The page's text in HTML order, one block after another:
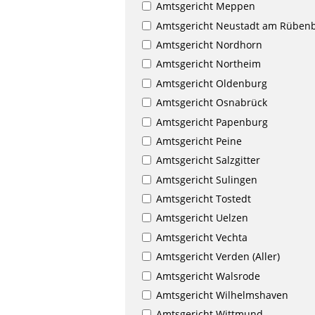
Amtsgericht Meppen
Amtsgericht Neustadt am
Amtsgericht Nordhorn
Amtsgericht Northeim
Amtsgericht Oldenburg
Amtsgericht Osnabrück
Amtsgericht Papenburg
Amtsgericht Peine
Amtsgericht Salzgitter
Amtsgericht Sulingen
Amtsgericht Tostedt
Amtsgericht Uelzen
Amtsgericht Vechta
Amtsgericht Verden (Aller)
Amtsgericht Walsrode
Amtsgericht Wilhelmshaven